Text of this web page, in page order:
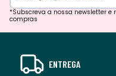
*Subscreva a nossa newsletter e
compras
ENTREGA